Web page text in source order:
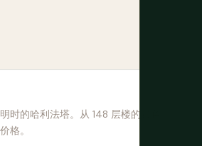
时的哈利法塔。从 148 层楼的景色
格。